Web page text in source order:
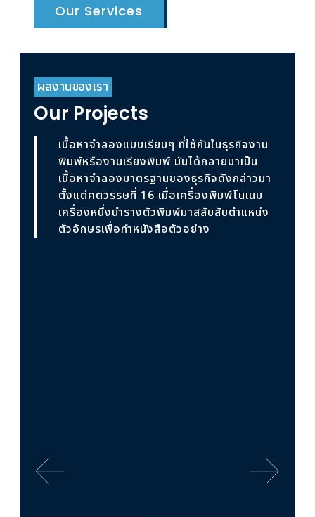
Our Services
ผลงานของเรา
Our Projects
เนื้อหาจำลองแบบเรียบๆ ที่ใช้กันในธุรกิจงาน
พิมพ์หรืองานเรียงพิมพ์ มันได้กลายมาเป็น
เนื้อหาจำลองมาตรฐานของธุรกิจดังกล่าวมา
ตั้งแต่ศตวรรษที่ 16 เมื่อเครื่องพิมพ์โนเนม
เครื่องหนึ่งนำรางตัวพิมพ์มาสลับสับตำแหน่ง
ตัวอักษรเพื่อทำหนังสือตัวอย่าง